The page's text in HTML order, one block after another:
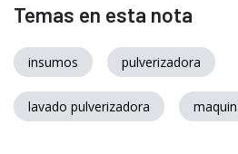
Temas en esta nota
insumos pulverizadora
lavado pulverizadora